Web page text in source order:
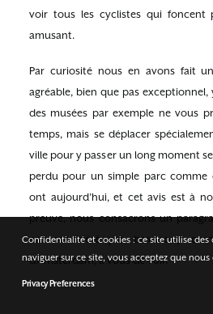
voir tous les cyclistes qui foncent
amusant.
Par curiosité nous en avons fait
agréable, bien que pas
des musées par exemple ne vous
temps, mais se déplacer
ville pour y passer un long moment
perdu pour un simple parc comme
ont aujourd’hui, et cet avis est à
preuve, nous consacrons un
est considéré par beaucoup
d’Amsterdam, à vous de voir.
Confidentialité et cookies : ce site utilise des
naviguer sur ce site, vous acceptez que
Privacy Preferences